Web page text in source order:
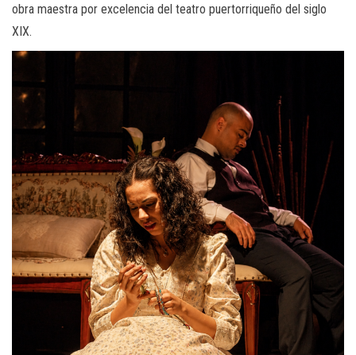
obra maestra por excelencia del teatro puertorriqueño del siglo
XIX.